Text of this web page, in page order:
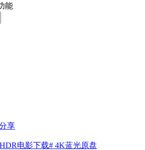
能
享
电影下载# 4K蓝光原盘